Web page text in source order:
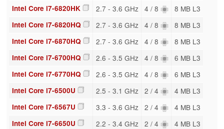
Intel Core i7-6820HK 2.7 - 3.6 GHz 4 / 8 8 MB L3
Intel Core i7-6820HQ 2.7 - 3.6 GHz 4 / 8 8 MB L3
Intel Core i7-6870HQ 2.7 - 3.6 GHz 4 / 8 8 MB L3
Intel Core i7-6700HQ 2.6 - 3.5 GHz 4 / 8 6 MB L3
Intel Core i7-6770HQ 2.6 - 3.5 GHz 4 / 8 6 MB L3
Intel Core i7-6500U 2.5 - 3.1 GHz 2 / 4 4 MB L3
Intel Core i7-6567U 3.3 - 3.6 GHz 2 / 4 4 MB L3
Intel Core i7-6650U 2.2 - 3.4 GHz 2 / 4 4 MB L3